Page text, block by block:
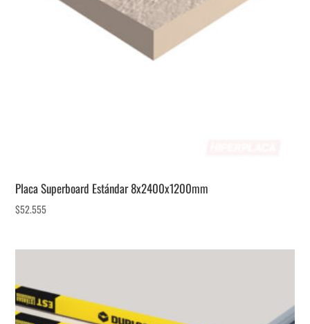
Placa Superboard Estándar 8x2400x1200mm
$52.555